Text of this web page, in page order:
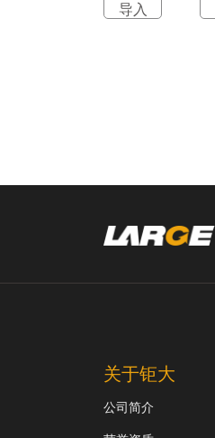
导入
关于钜大
公司简介